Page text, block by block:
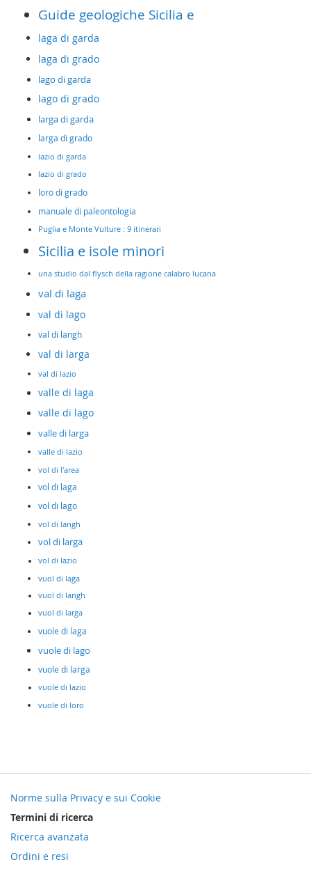
Guide geologiche Sicilia e
laga di garda
laga di grado
lago di garda
lago di grado
larga di garda
larga di grado
lazio di garda
lazio di grado
loro di grado
manuale di paleontologia
Puglia e Monte Vulture : 9 itinerari
Sicilia e isole minori
una studio dal flysch della ragione calabro lucana
val di laga
val di lago
val di langh
val di larga
val di lazio
valle di laga
valle di lago
valle di larga
valle di lazio
vol di l'area
vol di laga
vol di lago
vol di langh
vol di larga
vol di lazio
vuol di laga
vuol di langh
vuol di larga
vuole di laga
vuole di lago
vuole di larga
vuole di lazio
vuole di loro
Norme sulla Privacy e sui Cookie
Termini di ricerca
Ricerca avanzata
Ordini e resi